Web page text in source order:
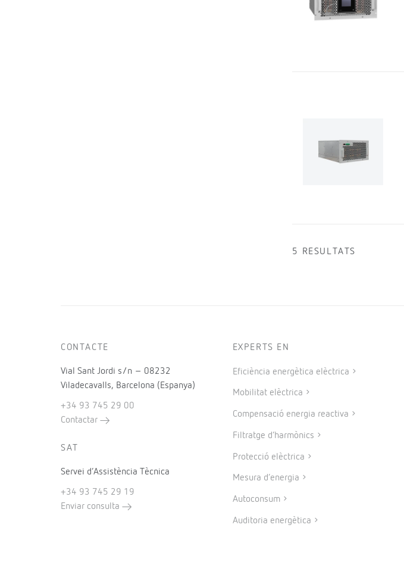
5 RESULTATS
CONTACTE
Vial Sant Jordi s/n – 08232
Viladecavalls, Barcelona (Espanya)
+34 93 745 29 00
Contactar
SAT
Servei d’Assistència Tècnica
+34 93 745 29 19
Enviar consulta
EXPERTS EN
Eficiència energètica elèctrica
Mobilitat elèctrica
Compensació energia reactiva
Filtratge d’harmònics
Protecció elèctrica
Mesura d’energia
Autoconsum
Auditoria energètica